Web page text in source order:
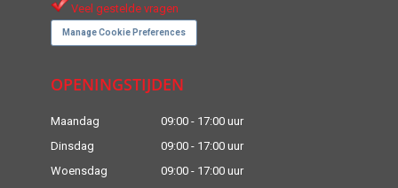
Veel gestelde vragen
Manage Cookie Preferences
OPENINGSTIJDEN
Maandag
09:00 - 17:00 uur
Dinsdag
09:00 - 17:00 uur
Woensdag
09:00 - 17:00 uur